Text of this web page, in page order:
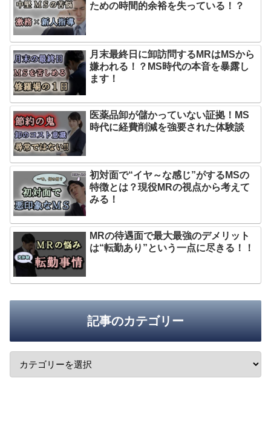
ための時間的余裕を失っている！？
月末最終日に卸訪問するMRはMSから
嫌われる！？MS時代の本音を暴露し
ます！
医薬品卸が儲かっていない証拠！MS
時代に経費削減を強要された体験談
初対面で“イヤ～な感じ”がするMSの
特徴とは？現役MRの視点から考えて
みる！
MRの待遇面で最大最強のデメリット
は“転勤あり”という一点に尽きる！！
記事のカテゴリー